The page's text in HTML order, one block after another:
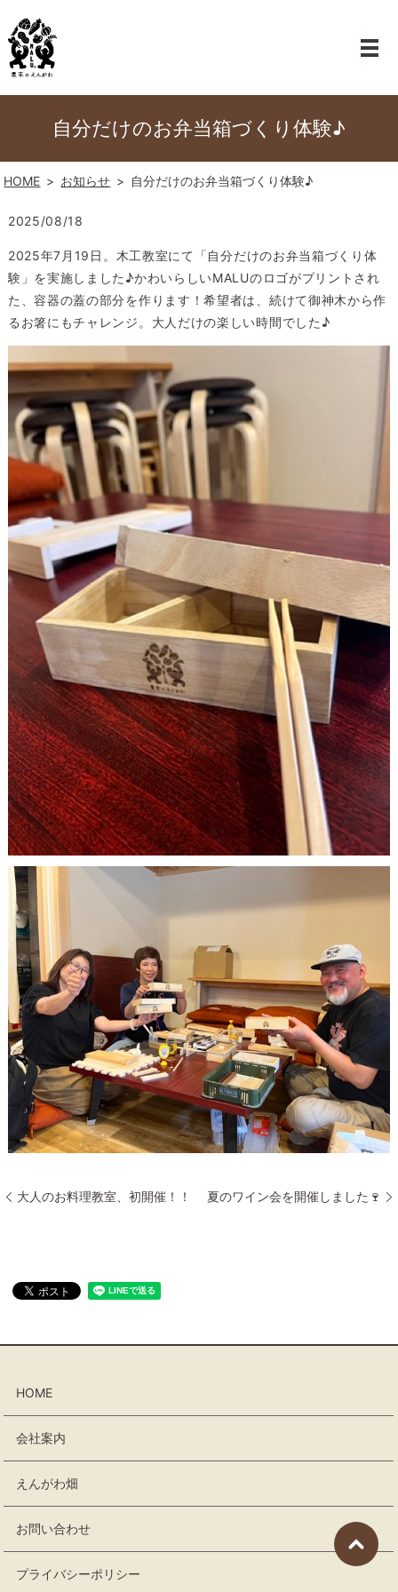
自分だけのお弁当箱づくり体験♪
HOME お知らせ 自分だけのお弁当箱づくり体験♪
2025/08/18
2025年7月19日。木工教室にて「自分だけのお弁当箱づくり体
験」を実施しました♪かわいらしいMALUのロゴがプリントされ
た、容器の蓋の部分を作ります！希望者は、続けて御神木から作
るお箸にもチャレンジ。大人だけの楽しい時間でした♪
大人のお料理教室、初開催！！ 夏のワイン会を開催しました🍷
HOME
会社案内
えんがわ畑
お問い合わせ
プライバシーポリシー